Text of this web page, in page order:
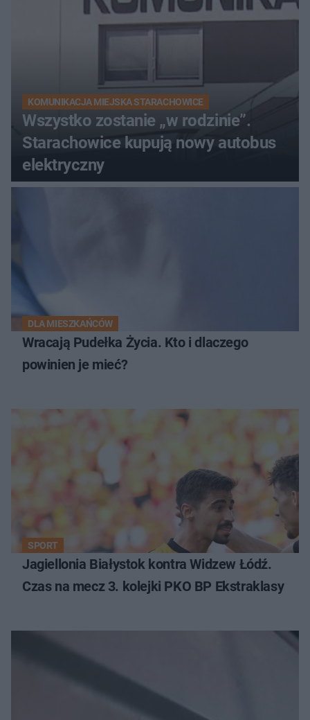
KOMUNIKACJA MIEJSKA STARACHOWICE
Wszystko zostanie „w rodzinie”.
Starachowice kupują nowy autobus
elektryczny
DLA MIESZKAŃCÓW
Wracają Pudełka Życia. Kto i dlaczego
powinien je mieć?
SPORT
Jagiellonia Białystok kontra Widzew Łódź.
Czas na mecz 3. kolejki PKO BP Ekstraklasy